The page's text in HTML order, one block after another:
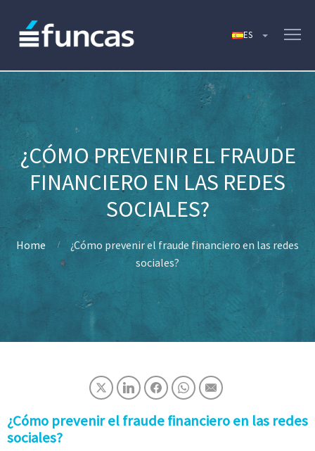
¿CÓMO PREVENIR EL FRAUDE
FINANCIERO EN LAS REDES
SOCIALES?
Home
¿Cómo prevenir el fraude financiero en las redes
sociales?
¿Cómo prevenir el fraude financiero en las redes
sociales?